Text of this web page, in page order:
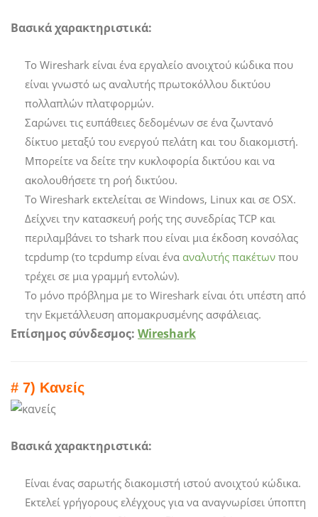
Βασικά χαρακτηριστικά:
Το Wireshark είναι ένα εργαλείο ανοιχτού κώδικα που
είναι γνωστό ως αναλυτής πρωτοκόλλου δικτύου
πολλαπλών πλατφορμών.
Σαρώνει τις ευπάθειες δεδομένων σε ένα ζωντανό
δίκτυο μεταξύ του ενεργού πελάτη και του διακομιστή.
Μπορείτε να δείτε την κυκλοφορία δικτύου και να
ακολουθήσετε τη ροή δικτύου.
Το Wireshark εκτελείται σε Windows, Linux και σε OSX.
Δείχνει την κατασκευή ροής της συνεδρίας TCP και
περιλαμβάνει το tshark που είναι μια έκδοση κονσόλας
tcpdump (το tcpdump είναι ένα αναλυτής πακέτων που
τρέχει σε μια γραμμή εντολών).
Το μόνο πρόβλημα με το Wireshark είναι ότι υπέστη από
την Εκμετάλλευση απομακρυσμένης ασφάλειας.
Επίσημος σύνδεσμος: Wireshark
# 7) Κανείς
Βασικά χαρακτηριστικά:
Είναι ένας σαρωτής διακομιστή ιστού ανοιχτού κώδικα.
Εκτελεί γρήγορους ελέγχους για να αναγνωρίσει ύποπτη